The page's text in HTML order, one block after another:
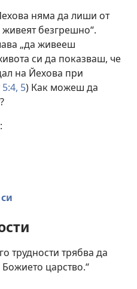
няма да лиши от
безгрешно“.
„да живееш
си да показваш, че
на Йехова при
5) Как можеш да
трудности трябва да
царство.“